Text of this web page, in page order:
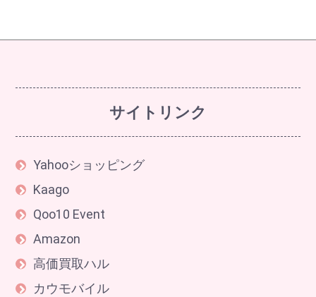
サイトリンク
Yahooショッピング
Kaago
Qoo10 Event
Amazon
高価買取ハル
カウモバイル